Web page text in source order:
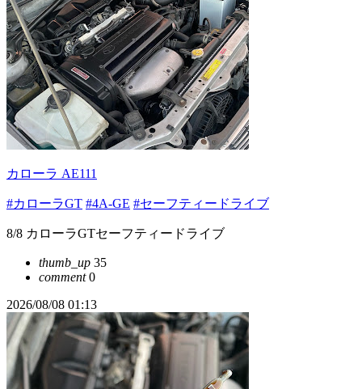
カローラ AE111
#カローラGT #4A-GE #セーフティードライブ
8/8 カローラGTセーフティードライブ
thumb_up 35
comment0
2026/08/08 01:13